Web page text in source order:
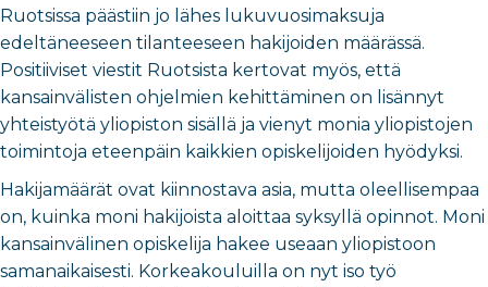
Ruotsissa päästiin jo lähes lukuvuosimaksuja
edeltäneeseen tilanteeseen hakijoiden määrässä.
Positiiviset viestit Ruotsista kertovat myös, että
kansainvälisten ohjelmien kehittäminen on lisännyt
yhteistyötä yliopiston sisällä ja vienyt monia yliopistojen
toimintoja eteenpäin kaikkien opiskelijoiden hyödyksi.
Hakijamäärät ovat kiinnostava asia, mutta oleellisempaa
on, kuinka moni hakijoista aloittaa syksyllä opinnot. Moni
kansainvälinen opiskelija hakee useaan yliopistoon
samanaikaisesti. Korkeakouluilla on nyt iso työ